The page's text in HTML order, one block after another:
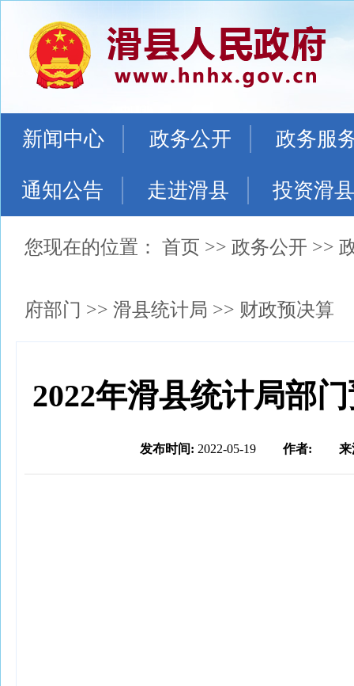
新闻中心 政务公开 政务服
通知公告 走进滑县 投资滑县
您现在的位置： 首页 >> 政务公开 >>
府部门 >> 滑县统计局 >> 财政预决算
2022年滑县统计局部
发布时间: 2022-05-19 作者: 来